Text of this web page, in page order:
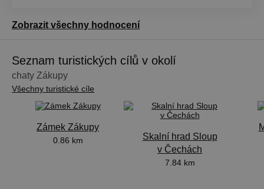
Zobrazit všechny hodnocení
Seznam turistických cílů v okolí
chaty Zákupy
Všechny turistické cíle
Zámek Zákupy
0.86 km
Skalní hrad Sloup
v Čechách
7.84 km